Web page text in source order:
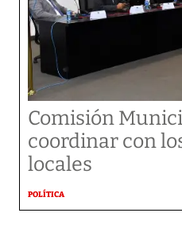
Comisión
coordinar con
locales
POLÍTICA